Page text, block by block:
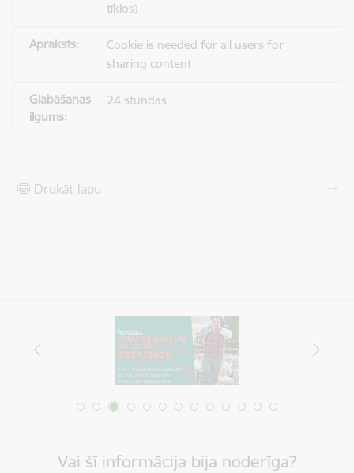
tīklos)
Cookie is needed for all users for
sharing content
24 stundas
Drukāt lapu
Vai šī informācija bija noderīga?